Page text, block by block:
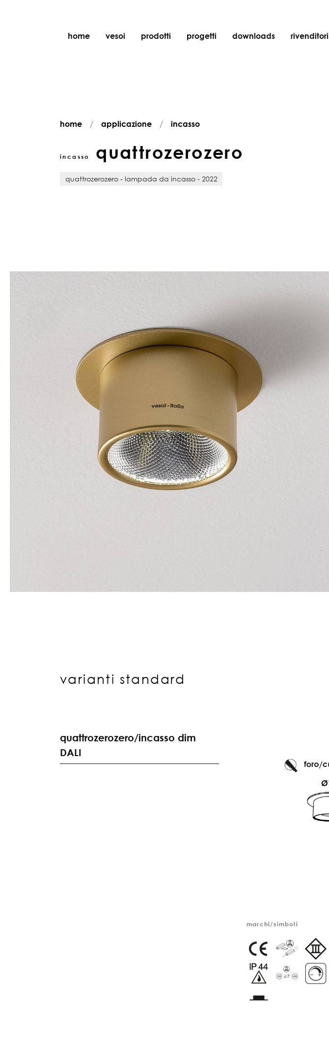
home vesoi prodotti
pavimento
progetti downloads rivenditori
home applicazione incasso
incasso quattrozerozero
quattrozerozero - lampada da incasso - 2022
varianti standard
quattrozerozero/incasso dim
DALI
marchi/simboli